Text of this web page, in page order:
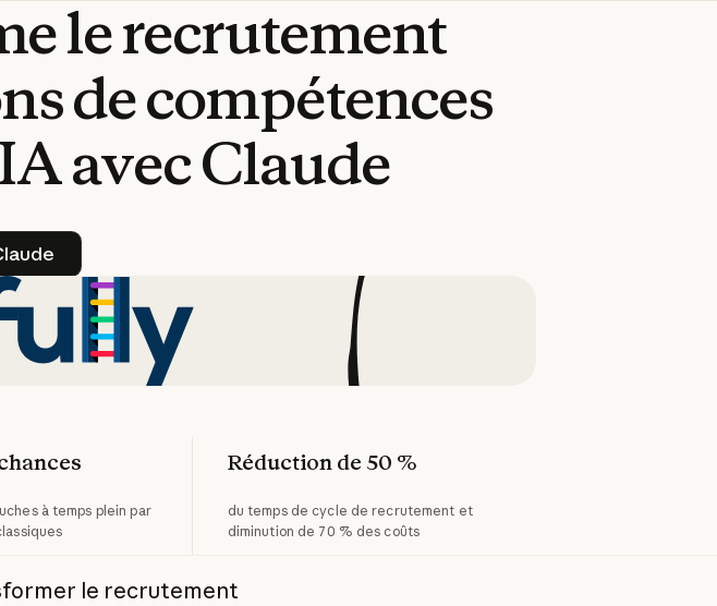
lerecrutement
decompétences
avecClaude
Claude
à temps plein par
Réduction de 50 %
du temps de cycle de recrutement et
diminution de 70 % des coûts
le recrutement